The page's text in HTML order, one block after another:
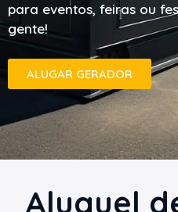
para eventos, feiras ou
gente!
ALUGAR GERADOR
Aluguel